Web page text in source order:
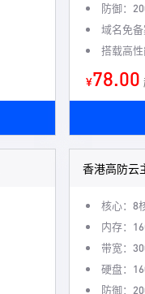
防御：
域名免
搭载高性
¥78.00
香港高防云
核心：8
内存：
带宽：
硬盘：
防御：